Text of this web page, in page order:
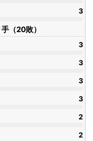
3
（20敗）
3
3
3
3
2
2